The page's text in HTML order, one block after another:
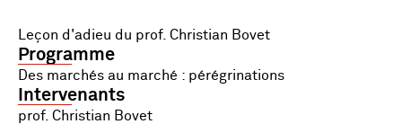
Leçon d'adieu du prof. Christian Bovet
Programme
Des marchés au marché : pérégrinations
Intervenants
prof. Christian Bovet